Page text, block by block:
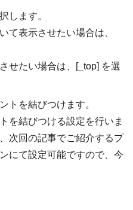
します。
て表示させたい場合は、
せたい場合は、[_top] を選
トを結びつけます。
を結びつける設定を行いま
次回の記事でご紹介するプ
にて設定可能ですので、今